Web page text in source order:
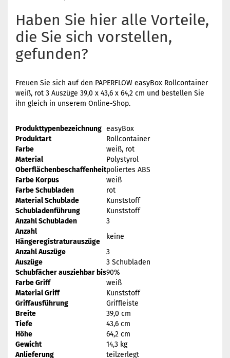
Haben Sie hier alle Vorteile,
die Sie sich vorstellen,
gefunden?
Freuen Sie sich auf den PAPERFLOW easyBox Rollcontainer
weiß, rot 3 Auszüge 39,0 x 43,6 x 64,2 cm und bestellen Sie
ihn gleich in unserem Online-Shop.
Produkttypenbezeichnung easyBox
Produktart
Rollcontainer
Farbe
weiß, rot
Material
Polystyrol
Oberflächenbeschaffenheitpoliertes ABS
Farbe Korpus
weiß
Farbe Schubladen
rot
Material Schublade
Kunststoff
Schubladenführung
Kunststoff
Anzahl Schubladen
3
Anzahl
Hängeregistraturauszüge
keine
Anzahl Auszüge
3
Auszüge
3 Schubladen
Schubfächer ausziehbar bis90%
Farbe Griff
weiß
Material Griff
Kunststoff
Griffausführung
Griffleiste
Breite
39,0 cm
Tiefe
43,6 cm
Höhe
64,2 cm
Gewicht
14,3 kg
Anlieferung
teilzerlegt